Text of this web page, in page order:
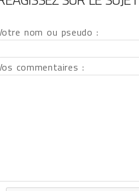
nom ou pseudo :
commentaires :